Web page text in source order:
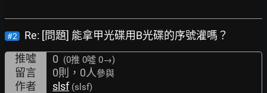
#2
Re: [問題] 能拿甲光碟用B光碟的序號灌嗎？
推噓
0 (0推 0噓 0→)
留言 0則，0人參與
作者 slsf (slsf)